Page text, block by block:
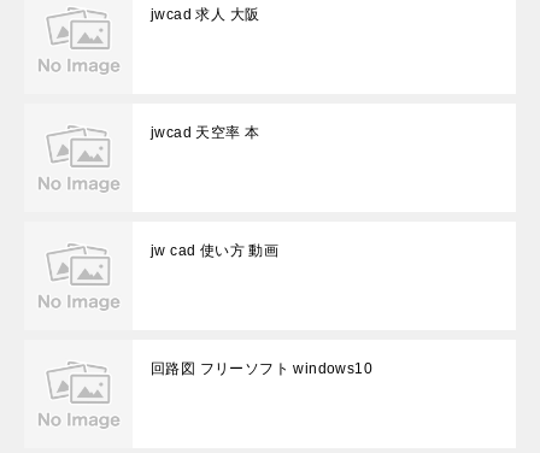
jwcad 求人 大阪
jwcad 天空率 本
jw cad 使い方 動画
回路図 フリーソフト windows10